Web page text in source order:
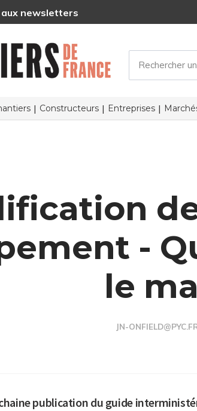
aux newsletters
Constructeurs Entreprises
-
le
JN-
publication du guide